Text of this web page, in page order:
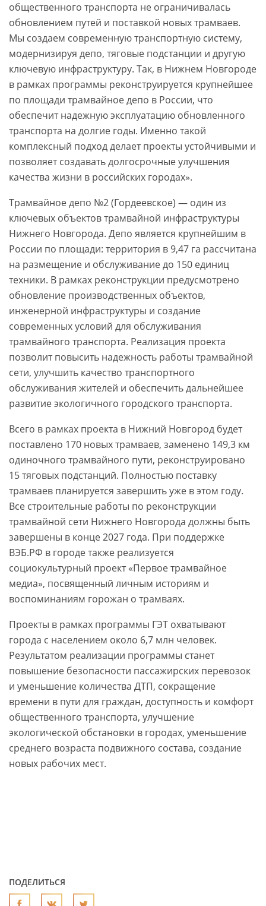
общественного транспорта не ограничивалась
обновлением путей и поставкой новых трамваев.
Мы создаем современную транспортную систему,
модернизируя депо, тяговые подстанции и другую
ключевую инфраструктуру. Так, в Нижнем Новгороде
в рамках программы реконструируется крупнейшее
по площади трамвайное депо в России, что
обеспечит надежную эксплуатацию обновленного
транспорта на долгие годы. Именно такой
комплексный подход делает проекты устойчивыми и
позволяет создавать долгосрочные улучшения
качества жизни в российских городах».
Трамвайное депо №2 (Гордеевское) — один из
ключевых объектов трамвайной инфраструктуры
Нижнего Новгорода. Депо является крупнейшим в
России по площади: территория в 9,47 га рассчитана
на размещение и обслуживание до 150 единиц
техники. В рамках реконструкции предусмотрено
обновление производственных объектов,
инженерной инфраструктуры и создание
современных условий для обслуживания
трамвайного транспорта. Реализация проекта
позволит повысить надежность работы трамвайной
сети, улучшить качество транспортного
обслуживания жителей и обеспечить дальнейшее
развитие экологичного городского транспорта.
Всего в рамках проекта в Нижний Новгород будет
поставлено 170 новых трамваев, заменено 149,3 км
одиночного трамвайного пути, реконструировано
15 тяговых подстанций. Полностью поставку
трамваев планируется завершить уже в этом году.
Все строительные работы по реконструкции
трамвайной сети Нижнего Новгорода должны быть
завершены в конце 2027 года. При поддержке
ВЭБ.РФ в городе также реализуется
социокультурный проект «Первое трамвайное
медиа», посвященный личным историям и
воспоминаниям горожан о трамваях.
Проекты в рамках программы ГЭТ охватывают
города с населением около 6,7 млн человек.
Результатом реализации программы станет
повышение безопасности пассажирских перевозок
и уменьшение количества ДТП, сокращение
времени в пути для граждан, доступность и комфорт
общественного транспорта, улучшение
экологической обстановки в городах, уменьшение
среднего возраста подвижного состава, создание
новых рабочих мест.
ПОДЕЛИТЬСЯ